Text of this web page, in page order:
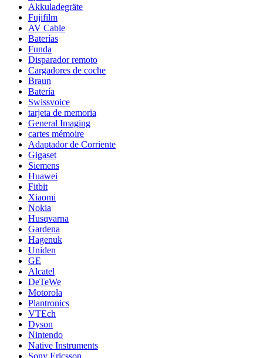
Akkuladegräte
Fujifilm
AV Cable
Baterías
Funda
Disparador remoto
Cargadores de coche
Braun
Batería
Swissvoice
tarjeta de memoria
General Imaging
cartes mémoire
Adaptador de Corriente
Gigaset
Siemens
Huawei
Fitbit
Xiaomi
Nokia
Husqvarna
Gardena
Hagenuk
Uniden
GE
Alcatel
DeTeWe
Motorola
Plantronics
VTEch
Dyson
Nintendo
Native Instruments
Sony Ericsson